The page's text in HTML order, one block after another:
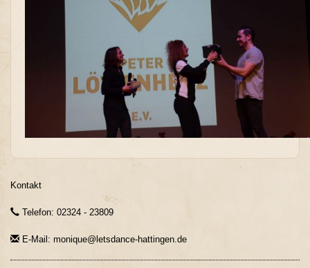
Kontakt
Telefon: 02324 - 23809
E-Mail: monique@letsdance-hattingen.de